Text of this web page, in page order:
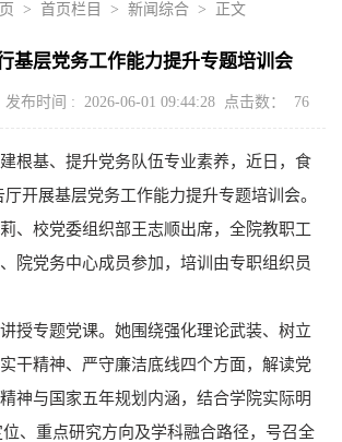
> 首页栏目 > 新闻综合 > 正文
基层党务工作能力提升专题培训会
布时间 : 2026-06-01 09:44:28 点击数： 76
根基、提升党务队伍专业素养，近日，食
开展基层党务工作能力提升专题培训会。
、校党委组织部王志顺出席，全院教职工
院党务中心成员参加，培训由专职组织员
授专题党课。她围绕强化理论武装、树立
干精神、严守廉洁底线四个方面，解读党
神与国家五年规划内涵，结合学院实际明
、重点研究方向及学科融合路径，号召全